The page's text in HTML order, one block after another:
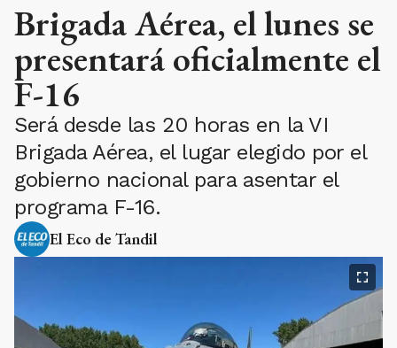
Brigada Aérea, el lunes se
presentará oficialmente el
F-16
Será desde las 20 horas en la VI
Brigada Aérea, el lugar elegido por el
gobierno nacional para asentar el
programa F-16.
El Eco de Tandil